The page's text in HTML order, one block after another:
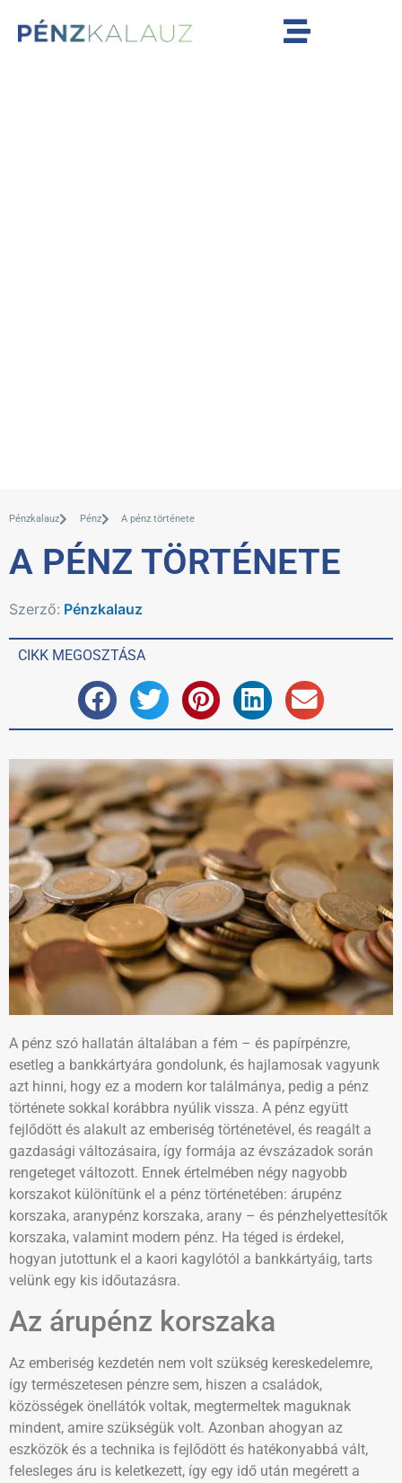
Pénzkalauz Pénz A pénz története
A PÉNZ TÖRTÉNETE
Szerző: Pénzkalauz
CIKK MEGOSZTÁSA
A pénz szó hallatán általában a fém – és papírpénzre,
esetleg a bankkártyára gondolunk, és hajlamosak vagyunk
azt hinni, hogy ez a modern kor találmánya, pedig a pénz
története sokkal korábbra nyúlik vissza. A pénz együtt
fejlődött és alakult az emberiség történetével, és reagált a
gazdasági változásaira, így formája az évszázadok során
rengeteget változott. Ennek értelmében négy nagyobb
korszakot különítünk el a pénz történetében: árupénz
korszaka, aranypénz korszaka, arany – és pénzhelyettesítők
korszaka, valamint modern pénz. Ha téged is érdekel,
hogyan jutottunk el a kaori kagylótól a bankkártyáig, tarts
velünk egy kis időutazásra.
Az árupénz korszaka
Az emberiség kezdetén nem volt szükség kereskedelemre,
így természetesen pénzre sem, hiszen a családok,
közösségek önellátók voltak, megtermeltek maguknak
mindent, amire szükségük volt. Azonban ahogyan az
eszközök és a technika is fejlődött és hatékonyabbá vált,
felesleges áru is keletkezett, így egy idő után megérett a